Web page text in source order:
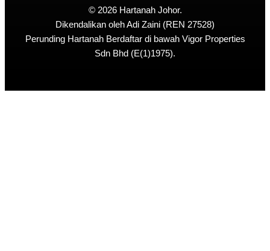
© 2026 Hartanah Johor.
Dikendalikan oleh Adi Zaini (REN 27528)
Perunding Hartanah Berdaftar di bawah Vigor Properties
Sdn Bhd (E(1)1975).